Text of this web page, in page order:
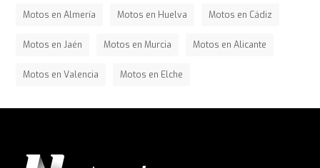
Motos en Almería Motos en Huelva Motos en Cádiz
Motos en Jaén Motos en Murcia Motos en Alicante
Motos en Valencia Motos en Elche